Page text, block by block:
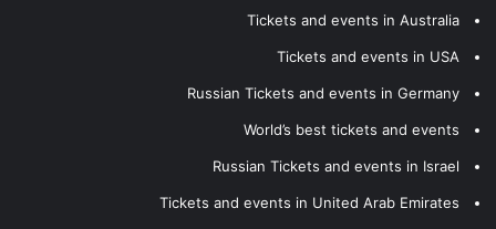
Tickets and events in Australia
Tickets and events in USA
Russian Tickets and events in Germany
World’s best tickets and events
Russian Tickets and events in Israel
Tickets and events in United Arab Emirates